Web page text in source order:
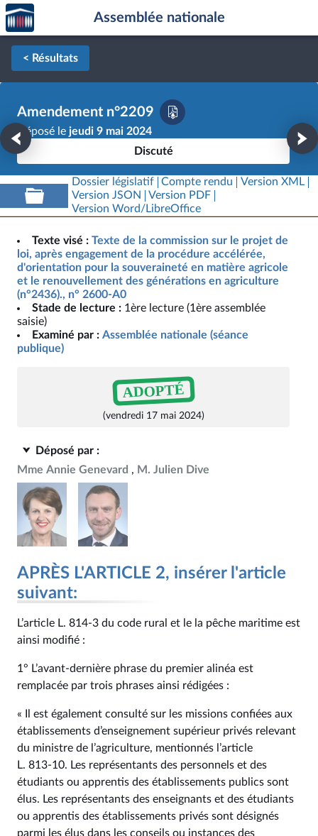
Aller au contenu
Aller en bas de la page
Accèder
à la
page
d'accueil
Assemblée nationale
< Résultats
Amendement n°2209
Déposé le jeudi 9 mai 2024
Discuté
Dossier législatif Compte rendu
Version XML
Version JSON
Version PDF
Version Word/LibreOffice
Texte visé : Texte de la commission sur le projet de
loi, après engagement de la procédure accélérée,
d'orientation pour la souveraineté en matière agricole
et le renouvellement des générations en agriculture
(n°2436)., n° 2600-A0
Stade de lecture : 1ère lecture (1ère assemblée
saisie)
Examiné par : Assemblée nationale (séance
publique)
ADOPTÉ
(vendredi 17 mai 2024)
Déposé par :
Mme Annie Genevard
M. Julien Dive
APRÈS L'ARTICLE 2, insérer l'article
suivant:
L’article L. 814‑3 du code rural et le la pêche maritime est
ainsi modifié :
1° L’avant-dernière phrase du premier alinéa est
remplacée par trois phrases ainsi rédigées :
« Il est également consulté sur les missions confiées aux
établissements d’enseignement supérieur privés relevant
du ministre de l’agriculture, mentionnés l’article
L. 813‑10. Les représentants des personnels et des
étudiants ou apprentis des établissements publics sont
élus. Les représentants des enseignants et des étudiants
ou apprentis des établissements privés sont désignés
parmi les élus dans les conseils ou instances des